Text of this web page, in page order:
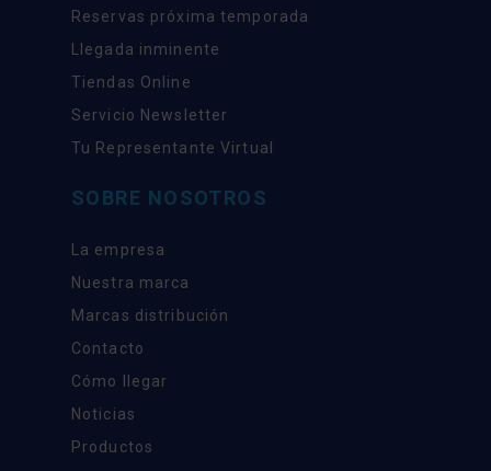
Reservas próxima temporada
Llegada inminente
Tiendas Online
Servicio Newsletter
Tu Representante Virtual
SOBRE NOSOTROS
La empresa
Nuestra marca
Marcas distribución
Contacto
Cómo llegar
Noticias
Productos